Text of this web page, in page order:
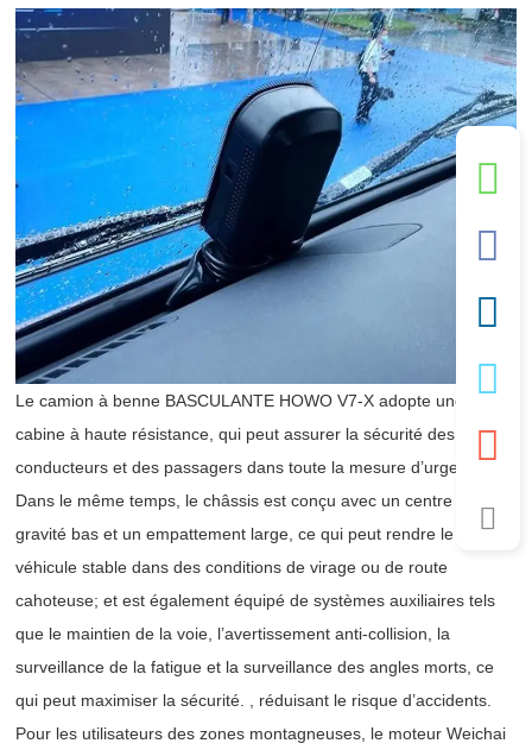
Le camion à benne BASCULANTE HOWO V7-X adopte une
cabine à haute résistance, qui peut assurer la sécurité des
conducteurs et des passagers dans toute la mesure d’urgence.
Dans le même temps, le châssis est conçu avec un centre de
gravité bas et un empattement large, ce qui peut rendre le
véhicule stable dans des conditions de virage ou de route
cahoteuse; et est également équipé de systèmes auxiliaires tels
que le maintien de la voie, l’avertissement anti-collision, la
surveillance de la fatigue et la surveillance des angles morts, ce
qui peut maximiser la sécurité. , réduisant le risque d’accidents.
Pour les utilisateurs des zones montagneuses, le moteur Weichai